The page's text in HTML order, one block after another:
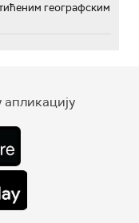
географским